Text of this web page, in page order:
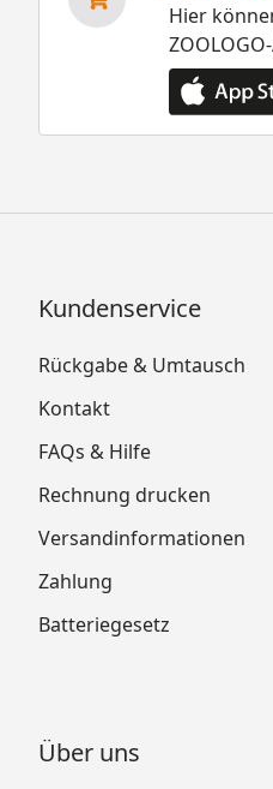
Hier
Kundenservice
Rückgabe & Umtausch
Kontakt
FAQs & Hilfe
Rechnung drucken
Versandinformationen
Zahlung
Batteriegesetz
Über uns